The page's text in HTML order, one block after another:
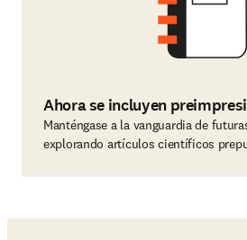
Ahora se incluyen
Manténgase a la vanguardia de
explorando artículos científicos